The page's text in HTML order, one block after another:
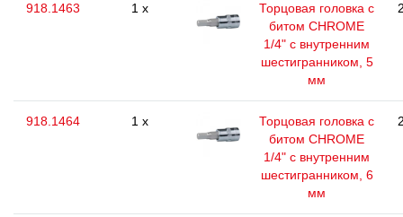
918.1463 1 x
Торцовая головка с
битом CHROME
1/4" с внутренним
шестигранником, 5
мм
918.1464 1 x
Торцовая головка с
битом CHROME
1/4" с внутренним
шестигранником, 6
мм